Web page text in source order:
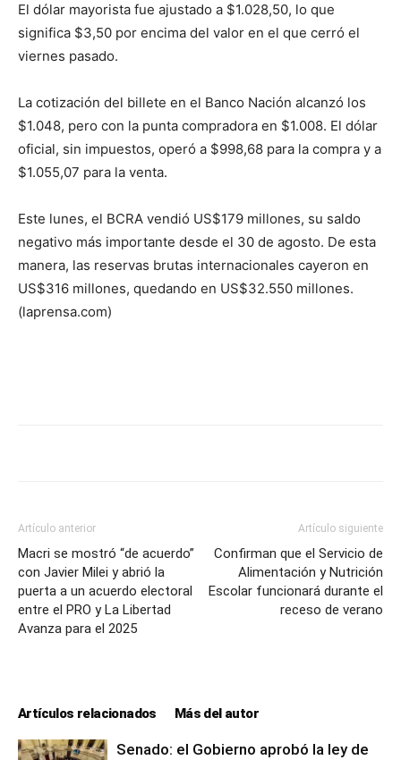
El dólar mayorista fue ajustado a $1.028,50, lo que
significa $3,50 por encima del valor en el que cerró el
viernes pasado.
La cotización del billete en el Banco Nación alcanzó los
$1.048, pero con la punta compradora en $1.008. El dólar
oficial, sin impuestos, operó a $998,68 para la compra y a
$1.055,07 para la venta.
Este lunes, el BCRA vendió US$179 millones, su saldo
negativo más importante desde el 30 de agosto. De esta
manera, las reservas brutas internacionales cayeron en
US$316 millones, quedando en US$32.550 millones.
(laprensa.com)
Artículo anterior
Macri se mostró “de acuerdo”
con Javier Milei y abrió la
puerta a un acuerdo electoral
entre el PRO y La Libertad
Avanza para el 2025
Artículo siguiente
Confirman que el Servicio de
Alimentación y Nutrición
Escolar funcionará durante el
receso de verano
Artículos relacionados Más del autor
Senado: el Gobierno aprobó la ley de